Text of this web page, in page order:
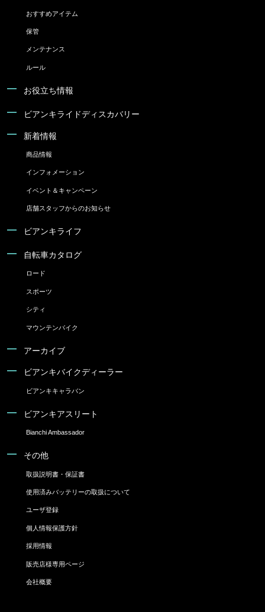
おすすめアイテム
保管
メンテナンス
ルール
お役立ち情報
ビアンキライドディスカバリー
新着情報
商品情報
インフォメーション
イベント＆キャンペーン
店舗スタッフからのお知らせ
ビアンキライフ
自転車カタログ
ロード
スポーツ
シティ
マウンテンバイク
アーカイブ
ビアンキバイクディーラー
ビアンキキャラバン
ビアンキアスリート
Bianchi Ambassador
その他
取扱説明書・保証書
使用済みバッテリーの取扱について
ユーザ登録
個人情報保護方針
採用情報
販売店様専用ページ
会社概要